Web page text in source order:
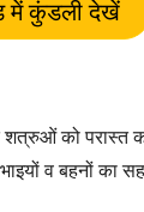
शत्रुओं को परास्त
व बहनों का